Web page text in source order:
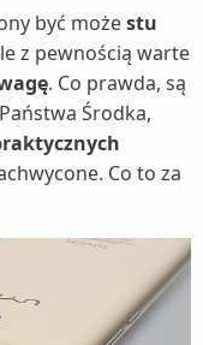
być możestu
z pewnością warte
. Co prawda, są
Środka,
Co to za